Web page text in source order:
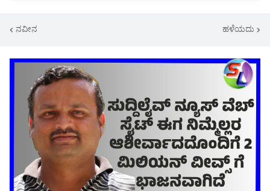
ನವೀನ ಹಳೆಯದು